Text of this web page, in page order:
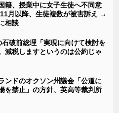
籍、授業中に女子生徒へ不同意
月以降、生徒複数が被害訴え →
相談
石破前総理「実現に向けて検討を
減税しますというのは公約じゃ
ンドのオクソン州議会「公道に
を禁止」の方針、英高等裁判所